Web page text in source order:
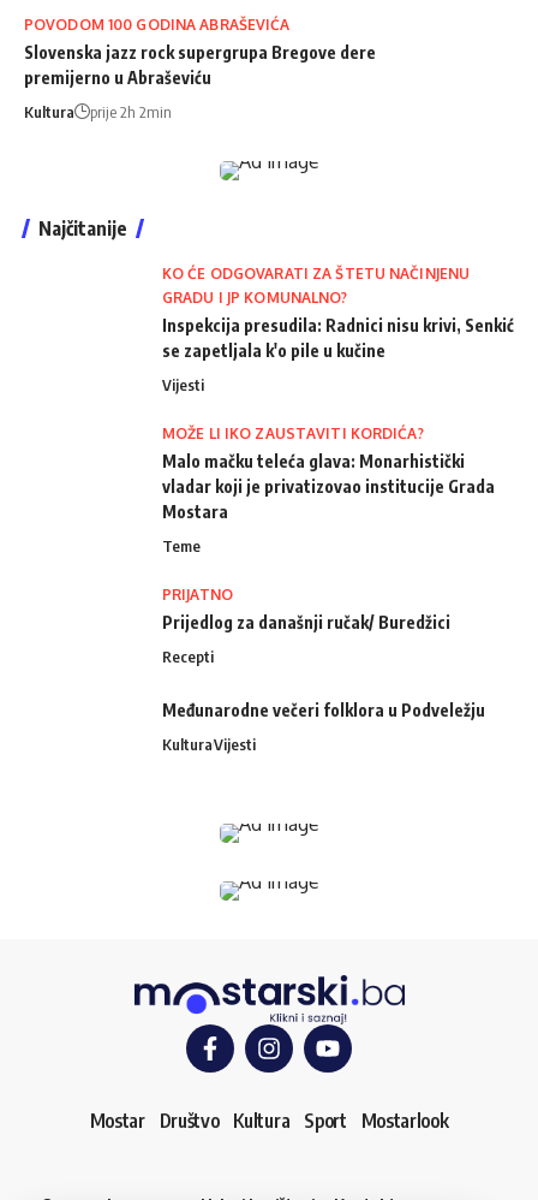
POVODOM 100 GODINA ABRAŠEVIĆA
Slovenska jazz rock supergrupa Bregove dere
premijerno u Abraševiću
Kultura prije 2h 2min
Najčitanije
KO ĆE ODGOVARATI ZA ŠTETU NAČINJENU
GRADU I JP KOMUNALNO?
Inspekcija presudila: Radnici nisu krivi, Senkić
se zapetljala k'o pile u kučine
Vijesti
MOŽE LI IKO ZAUSTAVITI KORDIĆA?
Malo mačku teleća glava: Monarhistički
vladar koji je privatizovao institucije Grada
Mostara
Teme
PRIJATNO
Prijedlog za današnji ručak/ Buredžici
Recepti
Međunarodne večeri folklora u Podveležju
KulturaVijesti
Mostar Društvo Kultura Sport Mostarlook